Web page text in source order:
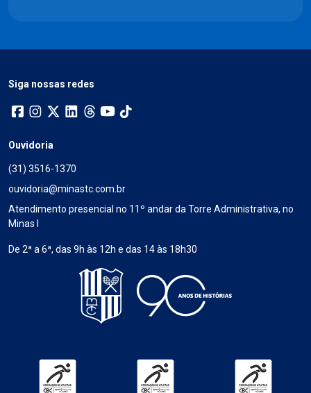
Siga nossas redes
Ouvidoria
(31) 3516-1370
ouvidoria@minastc.com.br
Atendimento presencial no 11º andar da Torre Administrativa, no
Minas I
De 2ª a 6ª, das 9h às 12h e das 14 às 18h30